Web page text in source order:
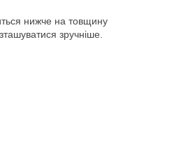
нижче на товщину
зручніше.